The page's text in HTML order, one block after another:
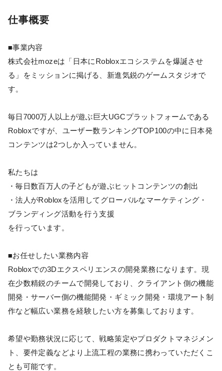
仕事概要
■事業内容
株式会社mozeは「日本にRobloxエコシステムを爆誕させ
る」をミッションに掲げる、新進気鋭のゲームスタジオで
す。
毎日7000万人以上が遊ぶ巨大UGCプラットフォームである
Robloxですが、ユーザー数ランキングTOP100の中に日本発
コンテンツは2つしか入っていません。
私たちは
・毎日数百万人の子どもが遊ぶヒットコンテンツの創出
・法人がRobloxを活用してグローバルなマーケティング・
ブランディング活動を行う支援
を行っています。
■お任せしたい業務内容
Robloxでの3Dエクスペリエンスの開発業務になります。現
在少数精鋭のチームで開発しており、クライアント側の機能
開発・サーバー側の機能開発・ギミック開発・環境アート制
作など幅広い業務を経験したい方を募集しております。
希望や勤務状況に応じて、戦略策定やプロダクトマネジメン
ト、要件定義などより上流工程の業務に携わっていただくこ
とも可能です。